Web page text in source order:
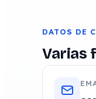
DATOS DE
Varias